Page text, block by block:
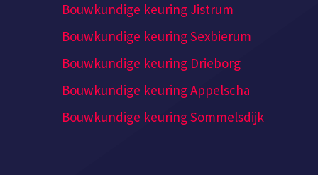
Bouwkundige keuring Jistrum
Bouwkundige keuring Sexbierum
Bouwkundige keuring Drieborg
Bouwkundige keuring Appelscha
Bouwkundige keuring Sommelsdijk